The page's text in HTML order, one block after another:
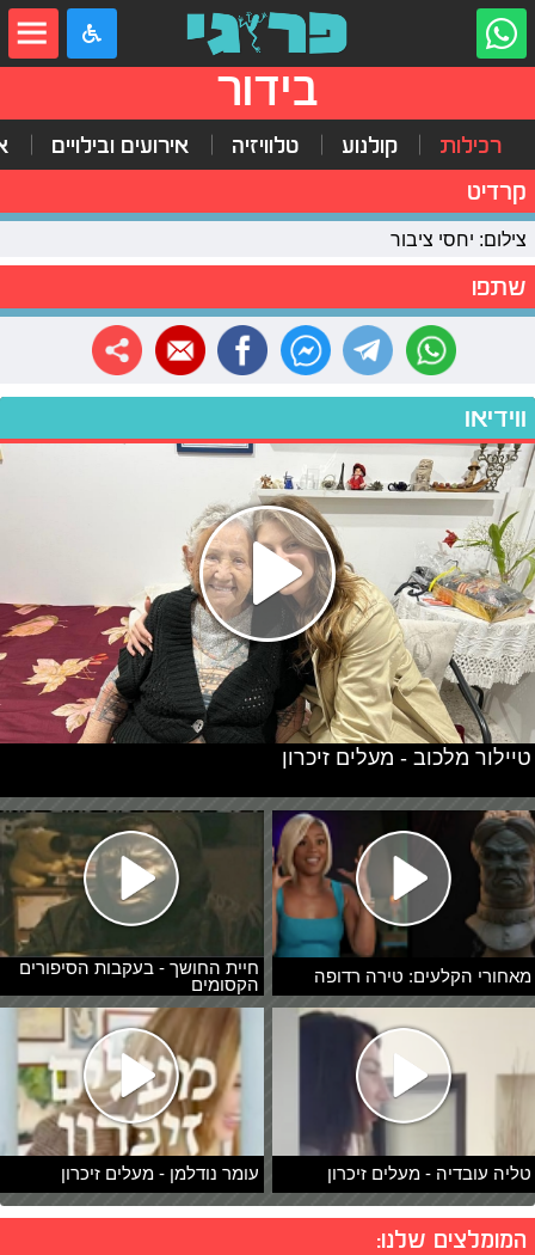
בידור
רכילות קולנוע טלוויזיה אירועים ובילויים
קרדיט
צילום: יחסי ציבור
שתפו
ווידיאו
מאחורי הקלעים: טירה רדופה
חיית החושך - בעקבות הסיפורים
הקסומים
טליה עובדיה - מעלים זיכרון עומר נודלמן - מעלים זיכרון
טיילור מלכוב - מעלים זיכרון
המומלצים שלנו: